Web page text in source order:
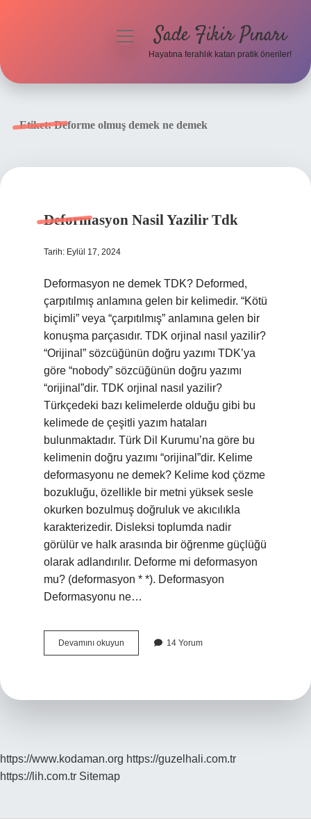
menüyüSade Fikir Pınarı
Hayatına ferahlık katan pratik öneriler!
Etiket:Deforme olmuş demek ne demek
Deformasyon Nasil Yazilir Tdk
Tarih: Eylül 17, 2024
Deformasyon ne demek TDK? Deformed,
çarpıtılmış anlamına gelen bir kelimedir. “Kötü
biçimli” veya “çarpıtılmış” anlamına gelen bir
konuşma parçasıdır. TDK orjinal nasıl yazilir?
“Orijinal” sözcüğünün doğru yazımı TDK’ya
göre “nobody” sözcüğünün doğru yazımı
“orijinal”dir. TDK orjinal nasıl yazilir?
Türkçedeki bazı kelimelerde olduğu gibi bu
kelimede de çeşitli yazım hataları
bulunmaktadır. Türk Dil Kurumu’na göre bu
kelimenin doğru yazımı “orijinal”dir. Kelime
deformasyonu ne demek? Kelime kod çözme
bozukluğu, özellikle bir metni yüksek sesle
okurken bozulmuş doğruluk ve akıcılıkla
karakterizedir. Disleksi toplumda nadir
görülür ve halk arasında bir öğrenme güçlüğü
olarak adlandırılır. Deforme mi deformasyon
mu? (deformasyon * *). Deformasyon
Deformasyonu ne…
Devamını okuyun Deformasyon
Nasil
14 Yorum
https://www.kodaman.org https://guzelhali.com.tr
https://lih.com.tr Sitemap